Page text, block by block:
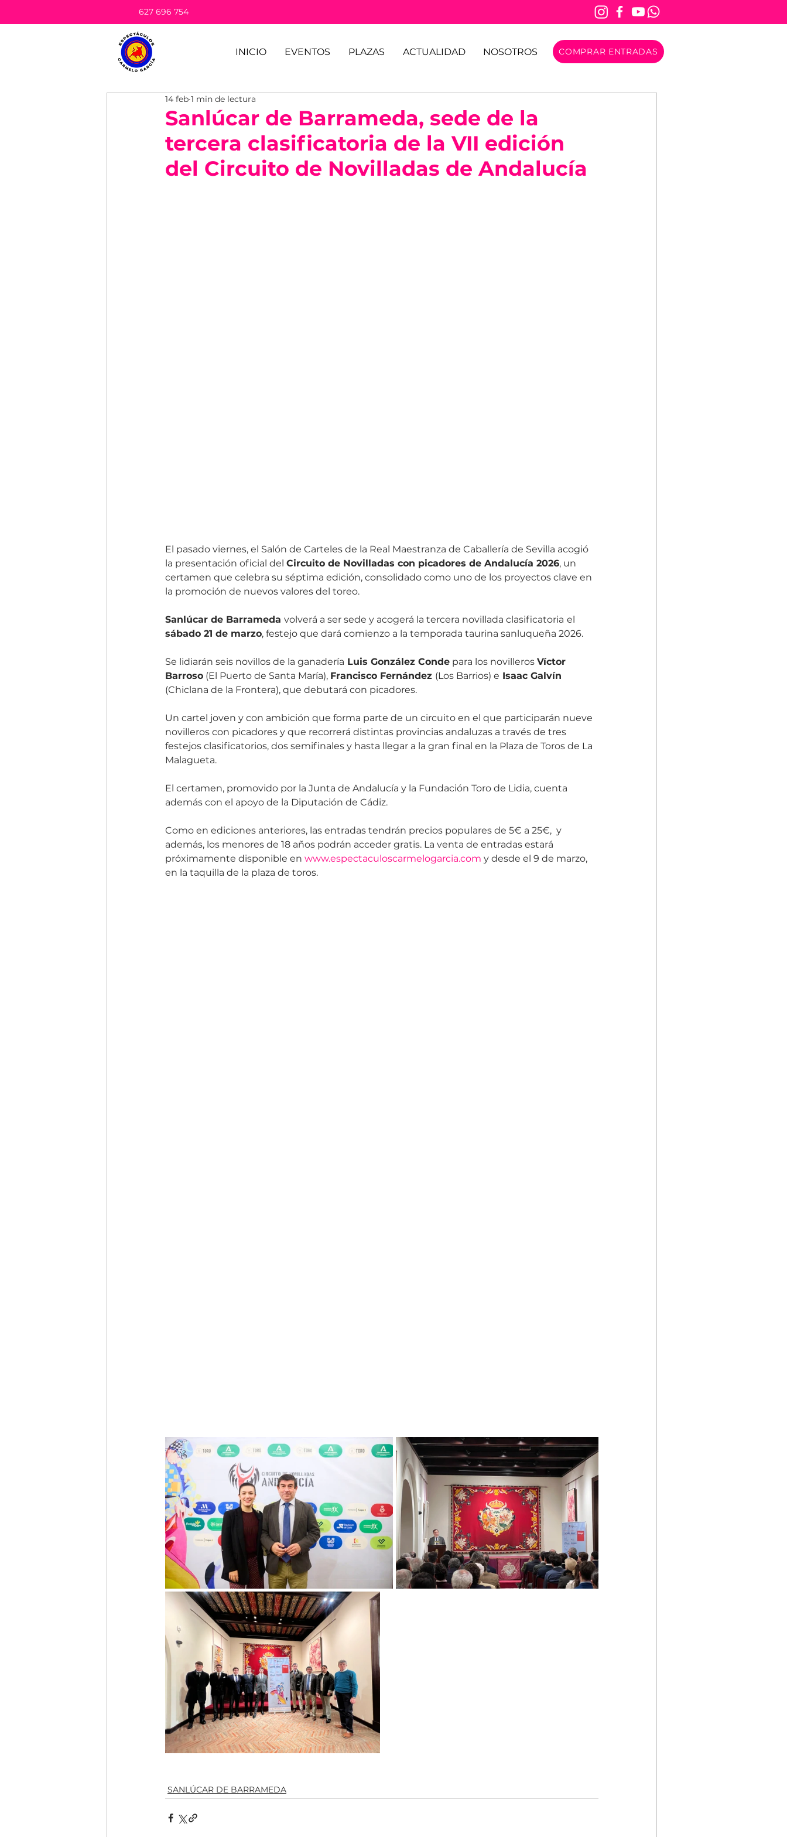
627 696 754
INICIO EVENTOS PLAZAS ACTUALIDAD NOSOTROS COMPRAR ENTRADAS
Sanlúcar de Barrameda, sede de la
tercera clasificatoria de la VII edición
del Circuito de Novilladas de Andalucía
14 feb 1 min de lectura
El pasado viernes, el Salón de Carteles de la Real Maestranza de Caballería de Sevilla acogió
la presentación oficial del Circuito de Novilladas con picadores de Andalucía 2026, un
certamen que celebra su séptima edición, consolidado como uno de los proyectos clave en
la promoción de nuevos valores del toreo.
Sanlúcar de Barrameda volverá a ser sede y acogerá la tercera novillada clasificatoria el
sábado 21 de marzo, festejo que dará comienzo a la temporada taurina sanluqueña 2026.
Se lidiarán seis novillos de la ganadería Luis González Conde para los novilleros Víctor
Barroso (El Puerto de Santa María), Francisco Fernández (Los Barrios) e Isaac Galvín
(Chiclana de la Frontera), que debutará con picadores.
Un cartel joven y con ambición que forma parte de un circuito en el que participarán nueve
novilleros con picadores y que recorrerá distintas provincias andaluzas a través de tres
festejos clasificatorios, dos semifinales y hasta llegar a la gran final en la Plaza de Toros de La
Malagueta.
El certamen, promovido por la Junta de Andalucía y la Fundación Toro de Lidia, cuenta
además con el apoyo de la Diputación de Cádiz.
Como en ediciones anteriores, las entradas tendrán precios populares de 5€ a 25€,  y
además, los menores de 18 años podrán acceder gratis. La venta de entradas estará
próximamente disponible en www.espectaculoscarmelogarcia.com y desde el 9 de marzo,
en la taquilla de la plaza de toros.
SANLÚCAR DE BARRAMEDA